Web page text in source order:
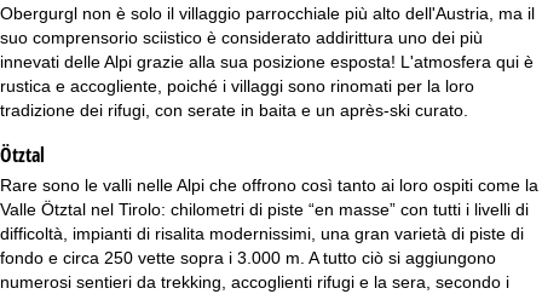
Obergurgl non è solo il villaggio parrocchiale più alto dell'Austria, ma il
suo comprensorio sciistico è considerato addirittura uno dei più
innevati delle Alpi grazie alla sua posizione esposta! L'atmosfera qui è
rustica e accogliente, poiché i villaggi sono rinomati per la loro
tradizione dei rifugi, con serate in baita e un après-ski curato.
Ötztal
Rare sono le valli nelle Alpi che offrono così tanto ai loro ospiti come la
Valle Ötztal nel Tirolo: chilometri di piste “en masse” con tutti i livelli di
difficoltà, impianti di risalita modernissimi, una gran varietà di piste di
fondo e circa 250 vette sopra i 3.000 m. A tutto ciò si aggiungono
numerosi sentieri da trekking, accoglienti rifugi e la sera, secondo i